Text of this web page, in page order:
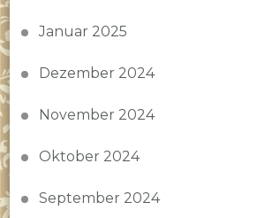
Januar 2025
Dezember 2024
November 2024
Oktober 2024
September 2024